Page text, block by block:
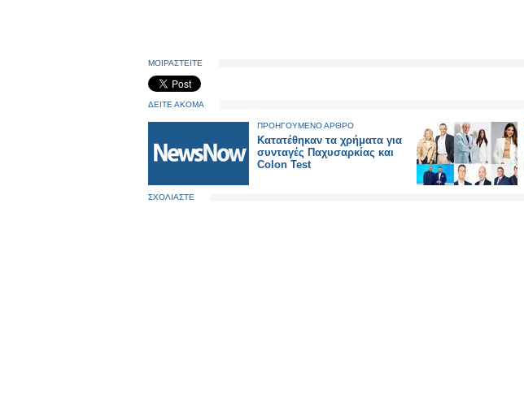
ΜΟΙΡΑΣΤΕΙΤΕ
ΔΕΙΤΕ ΑΚΟΜΑ
ΠΡΟΗΓΟΥΜΕΝΟ ΑΡΘΡΟ
Κατατέθηκαν τα χρήματα για
συνταγές Παχυσαρκίας και
Colon Test
ΣΧΟΛΙΑΣΤΕ